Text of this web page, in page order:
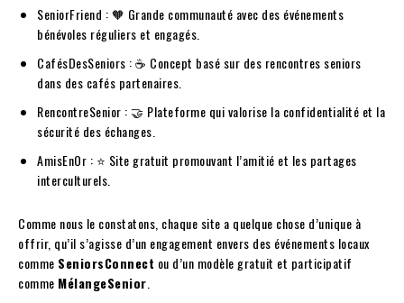
SeniorFriend : 🧡 Grande communauté avec des événements
bénévoles réguliers et engagés.
CafésDesSeniors : ☕ Concept basé sur des rencontres seniors
dans des cafés partenaires.
RencontreSenior : 🤝 Plateforme qui valorise la confidentialité et la
sécurité des échanges.
AmisEnOr : ⭐ Site gratuit promouvant l’amitié et les partages
interculturels.
Comme nous le constatons, chaque site a quelque chose d’unique à
offrir, qu’il s’agisse d’un engagement envers des événements locaux
comme SeniorsConnect ou d’un modèle gratuit et participatif
comme MélangeSenior